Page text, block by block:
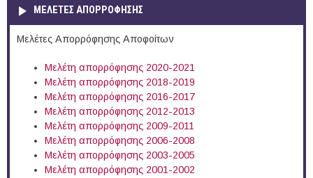
ΜΕΛΕΤΕΣ ΑΠΟΡΡΟΦΗΣΗΣ
Μελέτες Απορρόφησης Αποφοίτων
Μελέτη απορρόφησης 2020-2021
Μελέτη απορρόφησης 2018-2019
Μελέτη απορρόφησης 2016-2017
Μελέτη απορρόφησης 2012-2013
Μελέτη απορρόφησης 2009-2011
Μελέτη απορρόφησης 2006-2008
Μελέτη απορρόφησης 2003-2005
Μελέτη απορρόφησης 2001-2002